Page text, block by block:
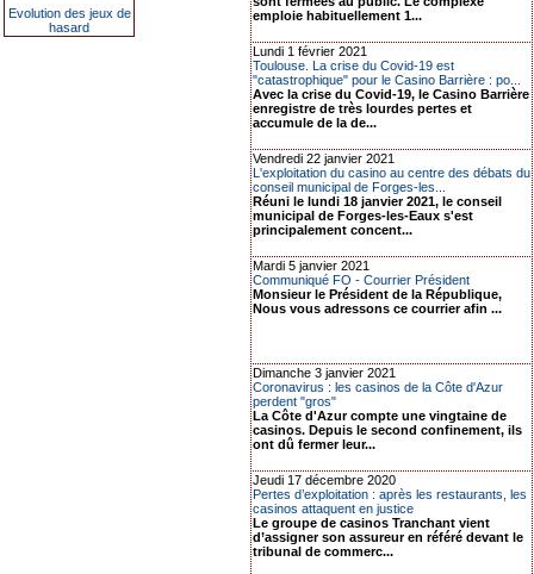
Evolution des jeux de
hasard
emploie habituellement 1...
Lundi 1 février 2021
Toulouse. La crise du Covid-19 est
"catastrophique" pour le Casino Barrière : po...
Avec la crise du Covid-19, le Casino Barrière
enregistre de très lourdes pertes et
accumule de la de...
Vendredi 22 janvier 2021
L'exploitation du casino au centre des débats du
conseil municipal de Forges-les...
Réuni le lundi 18 janvier 2021, le conseil
municipal de Forges-les-Eaux s'est
principalement concent...
Mardi 5 janvier 2021
Communiqué FO - Courrier Président
Monsieur le Président de la République,
Nous vous adressons ce courrier afin ...
Dimanche 3 janvier 2021
Coronavirus : les casinos de la Côte d'Azur
perdent "gros"
La Côte d'Azur compte une vingtaine de
casinos. Depuis le second confinement, ils
ont dû fermer leur...
Jeudi 17 décembre 2020
Pertes d’exploitation : après les restaurants, les
casinos attaquent en justice
Le groupe de casinos Tranchant vient
d’assigner son assureur en référé devant le
tribunal de commerc...